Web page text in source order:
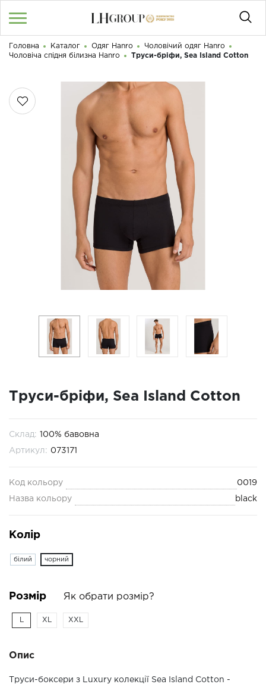
UA |RU
КАТАЛОГ
050 187 33 33
Графік роботи з 9:00 до 21:00
Доброго дня! Що Ви шукаєте?
Головна Каталог Одяг Hanro
Чоловічий одяг Hanro
Чоловіча спідня білизна Hanro
Труси-бріфи, Sea Island Cotton
Труси-бріфи, Sea Island Cotton
Склад: 100% бавовна
Артикул: 073171
Код кольору 0019
Назва кольору black
Колір
білий чорний
Розмір Як обрати розмір?
XL XXL
Опис
Труси-боксери з Luxury колекції Sea Island Cotton -